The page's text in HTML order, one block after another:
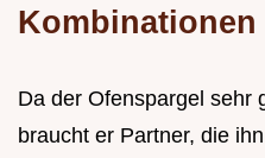
Kombinationen
Da der Ofenspargel sehr
braucht er Partner, die